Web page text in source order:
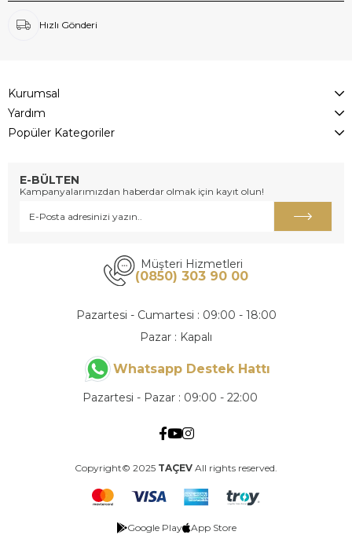
Hızlı Gönderi
Kurumsal
Yardım
Popüler Kategoriler
E-BÜLTEN
Kampanyalarımızdan haberdar olmak için kayıt olun!
Müşteri Hizmetleri
(0850) 303 90 00
Pazartesi - Cumartesi : 09:00 - 18:00
Pazar : Kapalı
Whatsapp Destek Hattı
Pazartesi - Pazar : 09:00 - 22:00
Copyright© 2025 TAÇEV All rights reserved.
Google Play App Store